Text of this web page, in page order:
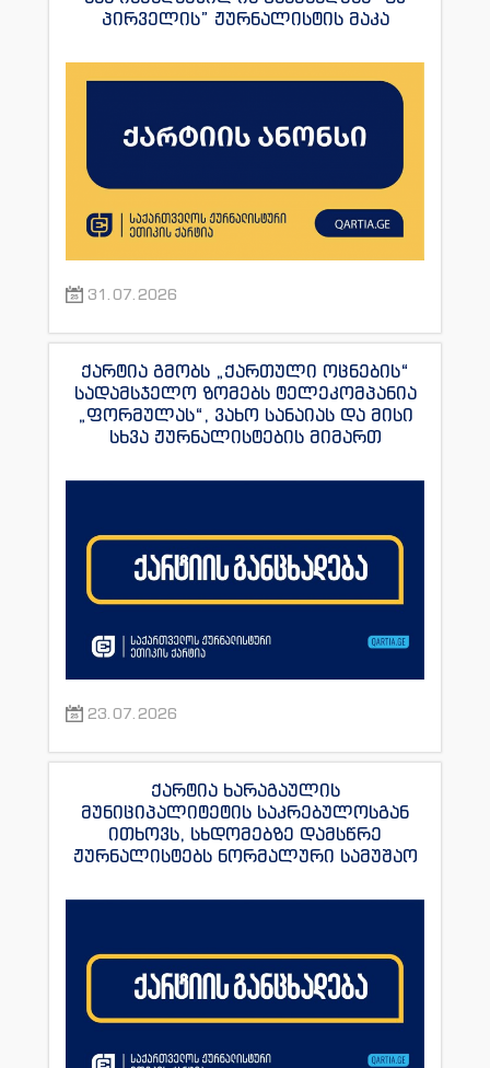
პირველის” ჟურნალისტის მაკა
31.07.2026
ქარტია გმობს „ქართული ოცნების“
სადამსჯელო ზომებს ტელეკომპანია
„ფორმულას“, ვახო სანაიას და მისი
სხვა ჟურნალისტების მიმართ
23.07.2026
ქარტია ხარაგაულის
მუნიციპალიტეტის საკრებულოსგან
ითხოვს, სხდომებზე დამსწრე
ჟურნალისტებს ნორმალური სამუშაო